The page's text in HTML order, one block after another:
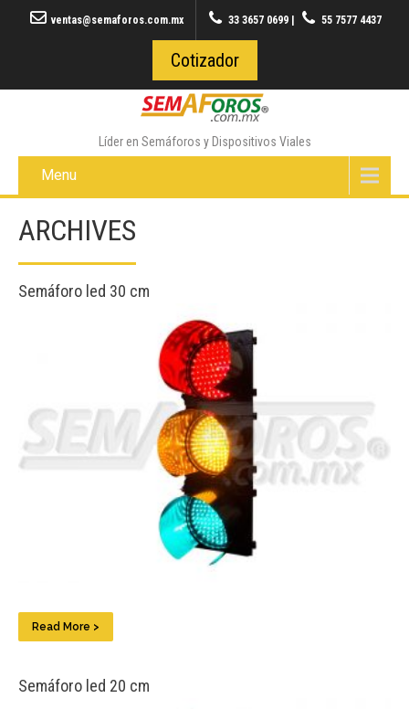
ventas@semaforos.com.mx 33 3657 0699 55 7577 4437
Cotizador
Líder en Semáforos y Dispositivos Viales
Menu
ARCHIVES
Semáforo led 30 cm
Read More >
Semáforo led 20 cm